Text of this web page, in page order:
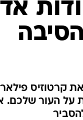
קרטוזיס
על העור שלכם.